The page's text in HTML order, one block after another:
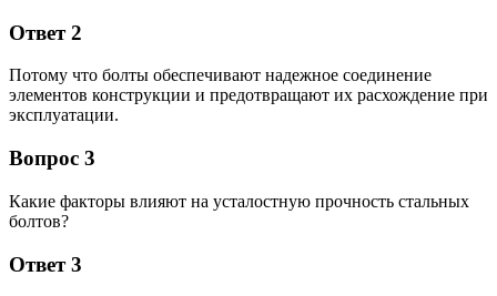
Ответ 2
Потому что болты обеспечивают надежное соединение
элементов конструкции и предотвращают их расхождение при
эксплуатации.
Вопрос 3
Какие факторы влияют на усталостную прочность стальных
болтов?
Ответ 3